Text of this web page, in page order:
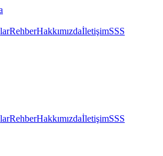
RehberHakkımızdaİletişimSSS
RehberHakkımızdaİletişimSSS